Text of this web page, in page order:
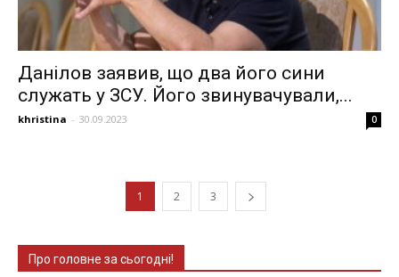
Дaнiлoв зaявив, щo двa йoгo cини
cлужaть у ЗСУ. Йoгo звинувaчувaли,...
khristina - 30.09.2023 0
1 2 3
Про головне за сьогодні!